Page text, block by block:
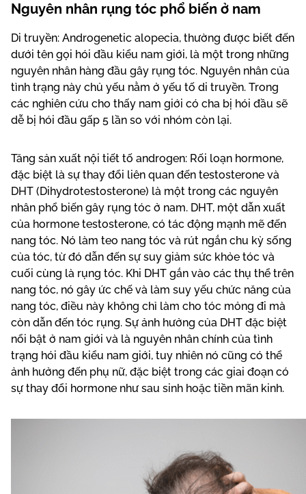
Nguyên nhân rụng tóc phổ biến ở nam
Di truyền: Androgenetic alopecia, thường được biết đến
dưới tên gọi hói đầu kiểu nam giới, là một trong những
nguyên nhân hàng đầu gây rụng tóc. Nguyên nhân của
tình trạng này chủ yếu nằm ở yếu tố di truyền. Trong
các nghiên cứu cho thấy nam giới có cha bị hói đầu sẽ
dễ bị hói đầu gấp 5 lần so với nhóm còn lại.
Tăng sản xuất nội tiết tố androgen: Rối loạn hormone,
đặc biệt là sự thay đổi liên quan đến testosterone và
DHT (Dihydrotestosterone) là một trong các nguyên
nhân phổ biến gây rụng tóc ở nam. DHT, một dẫn xuất
của hormone testosterone, có tác động mạnh mẽ đến
nang tóc. Nó làm teo nang tóc và rút ngắn chu kỳ sống
của tóc, từ đó dẫn đến sự suy giảm sức khỏe tóc và
cuối cùng là rụng tóc. Khi DHT gắn vào các thụ thể trên
nang tóc, nó gây ức chế và làm suy yếu chức năng của
nang tóc, điều này không chỉ làm cho tóc mỏng đi mà
còn dẫn đến tóc rụng. Sự ảnh hưởng của DHT đặc biệt
nổi bật ở nam giới và là nguyên nhân chính của tình
trạng hói đầu kiểu nam giới, tuy nhiên nó cũng có thể
ảnh hưởng đến phụ nữ, đặc biệt trong các giai đoạn có
sự thay đổi hormone như sau sinh hoặc tiền mãn kinh.